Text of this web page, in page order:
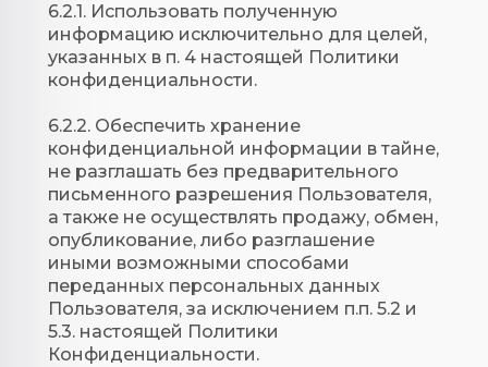
6.2.1. Использовать полученную
информацию исключительно для целей,
указанных в п. 4 настоящей Политики
конфиденциальности.
6.2.2. Обеспечить хранение
конфиденциальной информации в тайне,
не разглашать без предварительного
письменного разрешения Пользователя,
а также не осуществлять продажу, обмен,
опубликование, либо разглашение
иными возможными способами
переданных персональных данных
Пользователя, за исключением п.п. 5.2 и
5.3. настоящей Политики
Конфиденциальности.